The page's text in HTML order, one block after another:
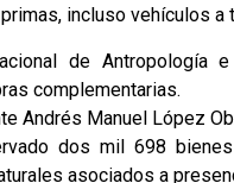
incluso vehículos
de Antropología
complementarias.
Andrés Manuel López
dos mil 698
asociados a